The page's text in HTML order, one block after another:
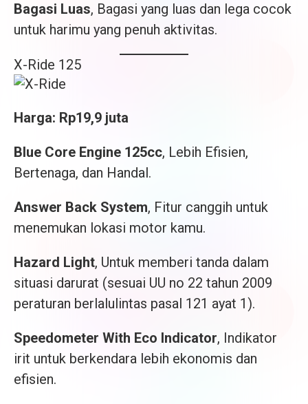
Bagasi Luas, Bagasi yang luas dan lega cocok
untuk harimu yang penuh aktivitas.
X-Ride 125
Harga: Rp19,9 juta
Blue Core Engine 125cc, Lebih Efisien,
Bertenaga, dan Handal.
Answer Back System, Fitur canggih untuk
menemukan lokasi motor kamu.
Hazard Light, Untuk memberi tanda dalam
situasi darurat (sesuai UU no 22 tahun 2009
peraturan berlalulintas pasal 121 ayat 1).
Speedometer With Eco Indicator, Indikator
irit untuk berkendara lebih ekonomis dan
efisien.